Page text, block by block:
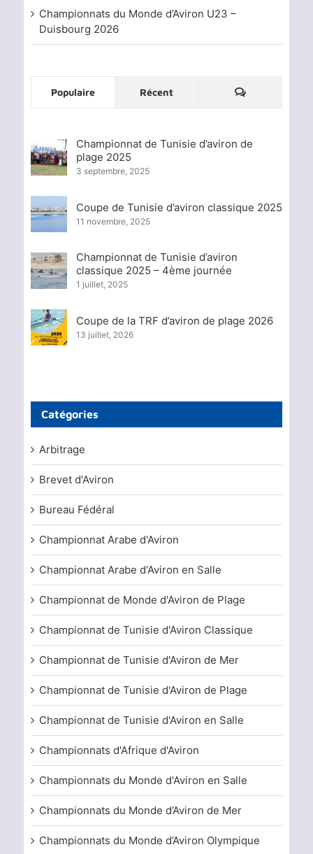
Championnats du Monde d’Aviron U23 –
Duisbourg 2026
Populaire Récent
Championnat de Tunisie d’aviron de
plage 2025
3 septembre, 2025
Coupe de Tunisie d’aviron classique 2025
11 novembre, 2025
Championnat de Tunisie d’aviron
classique 2025 – 4ème journée
1 juillet, 2025
Coupe de la TRF d’aviron de plage 2026
13 juillet, 2026
Catégories
Arbitrage
Brevet d'Aviron
Bureau Fédéral
Championnat Arabe d'Aviron
Championnat Arabe d'Aviron en Salle
Championnat de Monde d'Aviron de Plage
Championnat de Tunisie d'Aviron Classique
Championnat de Tunisie d'Aviron de Mer
Championnat de Tunisie d'Aviron de Plage
Championnat de Tunisie d'Aviron en Salle
Championnats d'Afrique d'Aviron
Championnats du Monde d'Aviron en Salle
Championnats du Monde d’Aviron de Mer
Championnats du Monde d’Aviron Olympique